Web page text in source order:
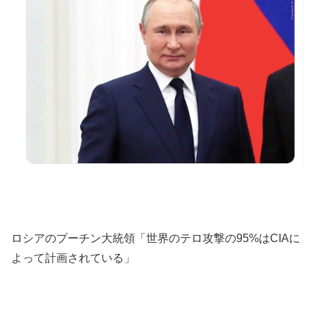
ロシアのプーチン大統領「世界のテロ攻撃の95%はCIAに
よって計画されている」